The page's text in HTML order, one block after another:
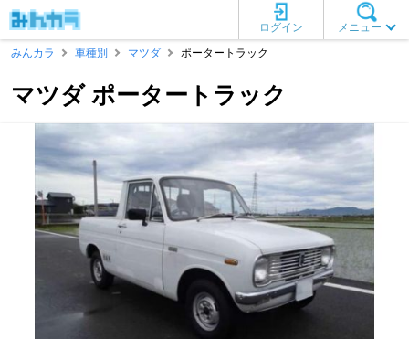
メニュー
ログイン
みんカラ
車種別 マツダ ポータートラック
マツダ ポータートラック